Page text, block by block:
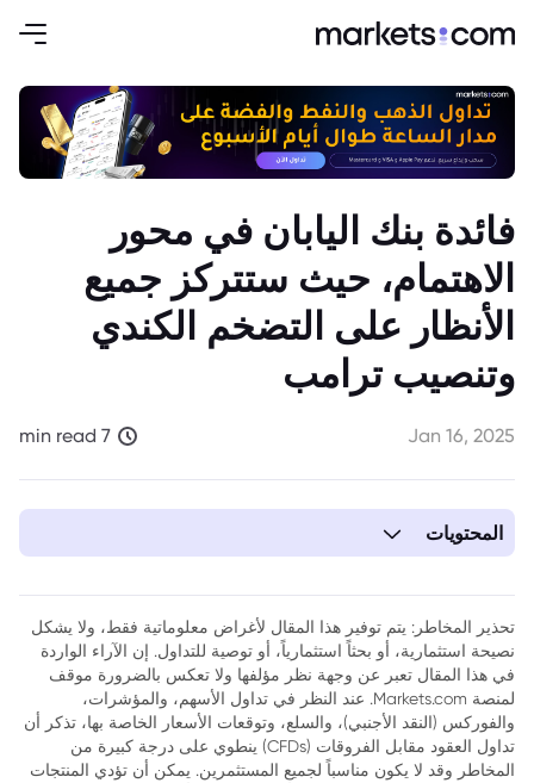
فائدة بنك اليابان في محور
الاهتمام، حيث ستتركز جميع
الأنظار على التضخم الكندي
وتنصيب ترامب
Jan 16, 2025
7 min read
المحتويات
ومؤشر أسعار المستهلك الكندي
3. الأربعاء، 22 يناير: التضخم في نيوزيلاندا، مؤشر أسعار الإنتاج
الصناعي الكندي
4. الخميس، 23 يناير: موازنة اليابان التجارية، ومبيعات التجزئة الكندية،
ومطالبات البطالة الأمريكية
تحذير المخاطر: يتم توفير هذا المقال لأغراض معلوماتية فقط، ولا يشكل
نصيحة استثمارية، أو بحثاً استثمارياً، أو توصية للتداول. إن الآراء الواردة
في هذا المقال تعبر عن وجهة نظر مؤلفها ولا تعكس بالضرورة موقف
لمنصة Markets.com. عند النظر في تداول الأسهم، والمؤشرات،
والفوركس (النقد الأجنبي)، والسلع، وتوقعات الأسعار الخاصة بها، تذكر أن
تداول العقود مقابل الفروقات (CFDs) ينطوي على درجة كبيرة من
المخاطر وقد لا يكون مناسباً لجميع المستثمرين. يمكن أن تؤدي المنتجات